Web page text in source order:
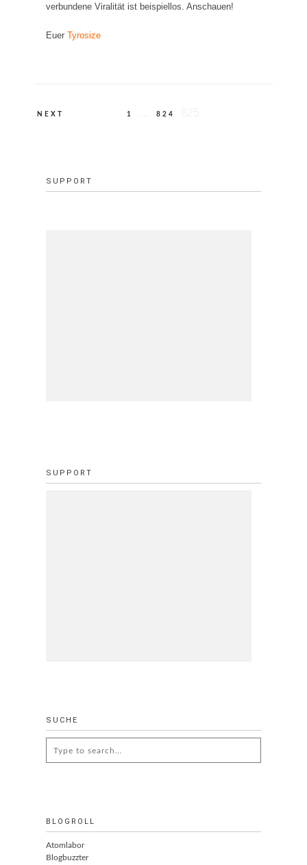
verbundene Viralität ist beispiellos. Anschauen!
Euer Tyrosize
NEXT Beitragsnavigation
1 824
SUPPORT
SUPPORT
SUCHE
for:
BLOGROLL
Atomlabor
Blogbuzzter